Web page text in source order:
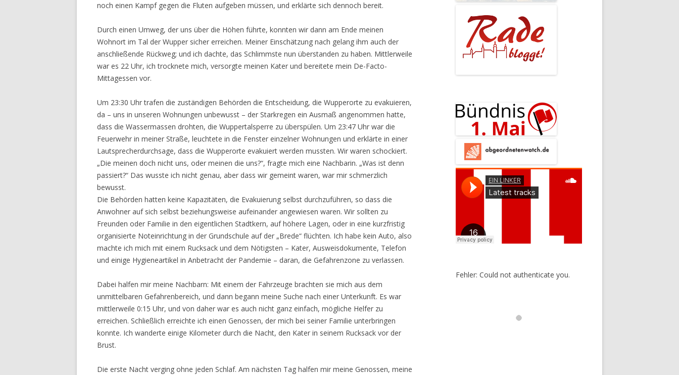
noch einen Kampf gegen die Fluten aufgeben müssen, und erklärte sich dennoch bereit.
Durch einen Umweg, der uns über die Höhen führte, konnten wir dann am Ende meinen
Wohnort im Tal der Wupper sicher erreichen. Meiner Einschätzung nach gelang ihm auch der
anschließende Rückweg; und ich dachte, das Schlimmste nun überstanden zu haben. Mittlerweile
war es 22 Uhr, ich trocknete mich, versorgte meinen Kater und bereitete mein De-Facto-
Mittagessen vor.
Um 23:30 Uhr trafen die zuständigen Behörden die Entscheidung, die Wupperorte zu evakuieren,
da – uns in unseren Wohnungen unbewusst – der Starkregen ein Ausmaß angenommen hatte,
dass die Wassermassen drohten, die Wuppertalsperre zu überspülen. Um 23:47 Uhr war die
Feuerwehr in meiner Straße, leuchtete in die Fenster einzelner Wohnungen und erklärte in einer
Lautsprecherdurchsage, dass die Wupperorte evakuiert werden mussten. Wir waren schockiert.
„Die meinen doch nicht uns, oder meinen die uns?“, fragte mich eine Nachbarin. „Was ist denn
passiert?“ Das wusste ich nicht genau, aber dass wir gemeint waren, war mir schmerzlich
bewusst.
Die Behörden hatten keine Kapazitäten, die Evakuierung selbst durchzuführen, so dass die
Anwohner auf sich selbst beziehungsweise aufeinander angewiesen waren. Wir sollten zu
Freunden oder Familie in den eigentlichen Stadtkern, auf höhere Lagen, oder in eine kurzfristig
organisierte Noteinrichtung in der Grundschule auf der „Brede“ flüchten. Ich habe kein Auto, also
machte ich mich mit einem Rucksack und dem Nötigsten – Kater, Ausweisdokumente, Telefon
und einige Hygieneartikel in Anbetracht der Pandemie – daran, die Gefahrenzone zu verlassen.
Dabei halfen mir meine Nachbarn: Mit einem der Fahrzeuge brachten sie mich aus dem
unmittelbaren Gefahrenbereich, und dann begann meine Suche nach einer Unterkunft. Es war
mittlerweile 0:15 Uhr, und von daher war es auch nicht ganz einfach, mögliche Helfer zu
erreichen. Schließlich erreichte ich einen Genossen, der mich bei seiner Familie unterbringen
konnte. Ich wanderte einige Kilometer durch die Nacht, den Kater in seinem Rucksack vor der
Brust.
Die erste Nacht verging ohne jeden Schlaf. Am nächsten Tag halfen mir meine Genossen, meine
Fehler: Could not authenticate you.